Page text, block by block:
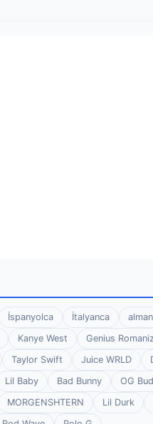
İspanyolca İtalyanca
Kanye West
Genius
Taylor Swift Juice WRLD
Lil Baby Bad Bunny
OG
MORGENSHTERN
Lil Durk